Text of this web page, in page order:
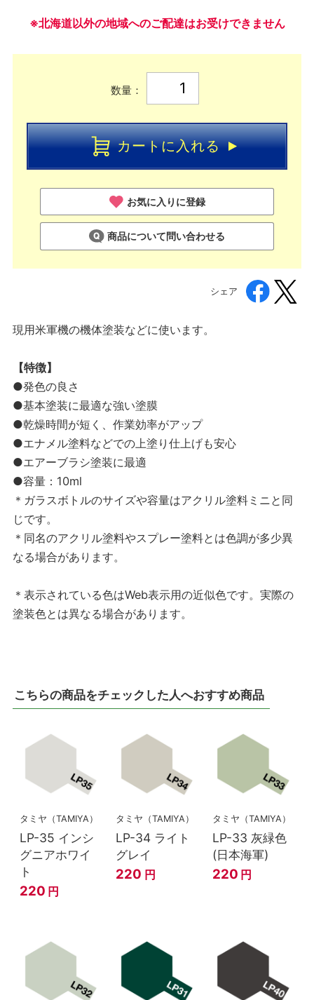
※北海道以外の地域へのご配達はお受けできません
数量：
カートに入れる
お気に入りに登録
商品について問い合わせる
シェア
現用米軍機の機体塗装などに使います。
【特徴】
●発色の良さ
●基本塗装に最適な強い塗膜
●乾燥時間が短く、作業効率がアップ
●エナメル塗料などでの上塗り仕上げも安心
●エアーブラシ塗装に最適
●容量：10ml
＊ガラスボトルのサイズや容量はアクリル塗料ミニと同
じです。
＊同名のアクリル塗料やスプレー塗料とは色調が多少異
なる場合があります。
＊表示されている色はWeb表示用の近似色です。実際の
塗装色とは異なる場合があります。
こちらの商品をチェックした人へおすすめ商品
タミヤ（TAMIYA）
LP-35 インシ
グニアホワイ
ト
220 円
タミヤ（TAMIYA）
LP-34 ライト
グレイ
220 円
タミヤ（TAMIYA）
LP-33 灰緑色
(日本海軍)
220 円